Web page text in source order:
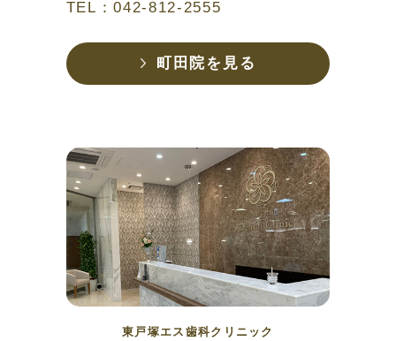
TEL：042-812-2555
町田院を見る
東戸塚エス歯科クリニック